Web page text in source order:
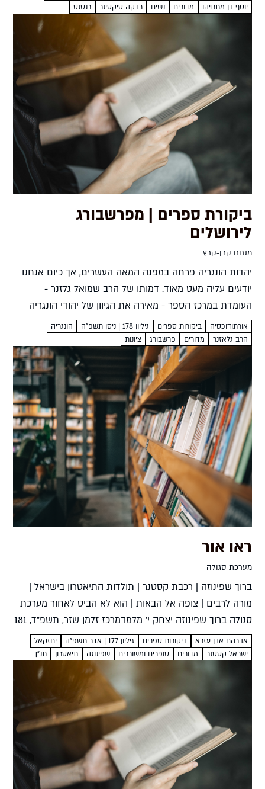
יוסף בן מתתיהו
מדורים נשים רבקה טיקטינר רנסנס
ביקורת ספרים | מפרשבורג
לירושלים
מנחם קרן-קרץ
יהדות הונגריה פרחה במפנה המאה העשרים, אך כיום אנחנו
יודעים עליה מעט מאוד. דמותו של הרב שמואל גלזנר -
העומדת במרכז הספר - מאירה את הגיוון של יהודי הונגריה
בעבר, ואולי גם מרמזת על אפשרויות...
אורתודוכסיה ביקורות ספרים גיליון 178 | ניסן תשפ"ה
הונגריה
הרב גלאזנר
מדורים פרשבורג ציונות
ראו אור
מערכת סגולה
ברוך שפינוזה | רכבת קסטנר | תולדות התיאטרון בישראל |
מורה לרבים | צופה אל הבאות | הוא לא הביט לאחור מערכת
סגולה ברוך שפינוזה יצחק י' מלמדמרכז זלמן שזר, תשפ"ד, 181
עמ' המבוא...
אברהם אבן עזרא ביקורות ספרים גיליון 177 | אדר תשפ"ה
יחזקאל
ישראל קסטנר
מדורים סופרים ומשוררים שפינוזה תיאטרון תנ"ך